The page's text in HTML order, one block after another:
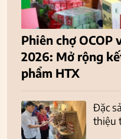
Phiên chợ OCOP
2026: Mở rộng
phẩm HTX
Đặc
thiệu